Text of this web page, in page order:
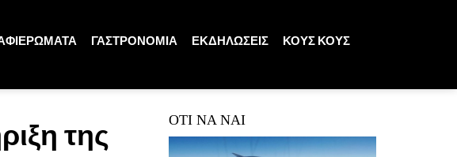
ΓΑΣΤΡΟΝΟΜΙΑ ΕΚΔΗΛΩΣΕΙΣ ΚΟΥΣ ΚΟΥΣ
της
ΟΤΙ ΝΑ ΝΑΙ